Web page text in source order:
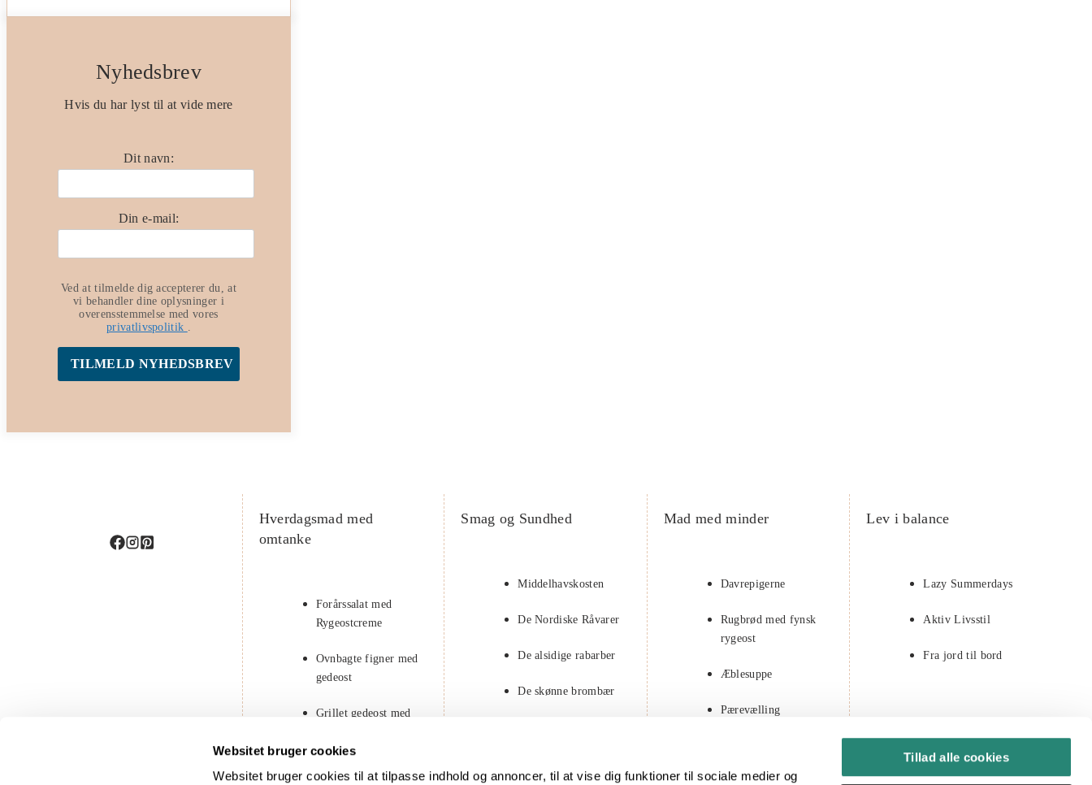
Websitet bruger cookies
Websitet bruger cookies til at tilpasse indhold og annoncer, til at vise dig funktioner til sociale medier og
Tillad alle cookies
Nyhedsbrev
Hvis du har lyst til at vide mere
Dit navn:
Din e-mail:
Ved at tilmelde dig accepterer du, at
vi behandler dine oplysninger i
overensstemmelse med vores
privatlivspolitik .
Hverdagsmad med
omtanke
Forårssalat med
Rygeostcreme
Ovnbagte figner med
gedeost
Grillet gedeost med
Smag og Sundhed
Middelhavskosten
De Nordiske Råvarer
De alsidige rabarber
De skønne brombær
Mad med minder
Davrepigerne
Rugbrød med fynsk
rygeost
Æblesuppe
Pærevælling
Lev i balance
Lazy Summerdays
Aktiv Livsstil
Fra jord til bord